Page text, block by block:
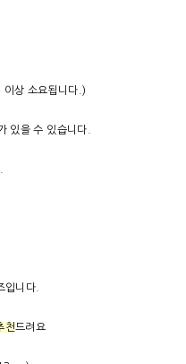
상 소요됩니다.)
있을 수 있습니다.
니다.
천드려요